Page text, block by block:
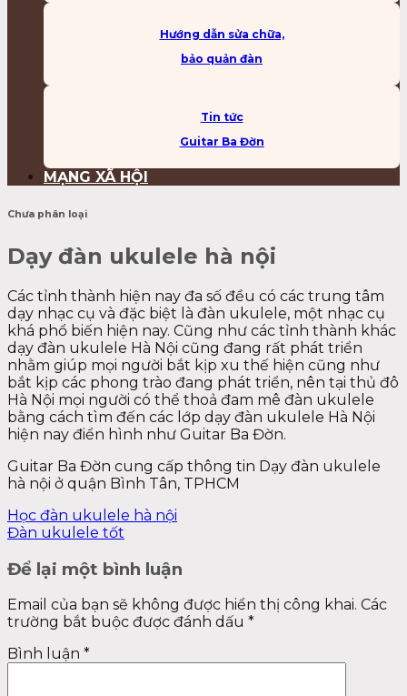
Hướng dẫn sửa chữa,
bảo quản đàn
Tin tức
Guitar Ba Đờn
MẠNG XÃ HỘI
Chưa phân loại
Dạy đàn ukulele hà nội
Các tỉnh thành hiện nay đa số đều có các trung tâm
dạy nhạc cụ và đặc biệt là đàn ukulele, một nhạc cụ
khá phổ biến hiện nay. Cũng như các tỉnh thành khác
dạy đàn ukulele Hà Nội cũng đang rất phát triển
nhằm giúp mọi người bắt kịp xu thế hiện cũng như
bắt kịp các phong trào đang phát triển, nên tại thủ đô
Hà Nội mọi người có thể thoả đam mê đàn ukulele
bằng cách tìm đến các lớp dạy đàn ukulele Hà Nội
hiện nay điển hình như Guitar Ba Đờn.
Guitar Ba Đờn cung cấp thông tin Dạy đàn ukulele
hà nội ở quận Bình Tân, TPHCM
Học đàn ukulele hà nội
Đàn ukulele tốt
Để lại một bình luận
Email của bạn sẽ không được hiển thị công khai. Các
trường bắt buộc được đánh dấu *
Bình luận *